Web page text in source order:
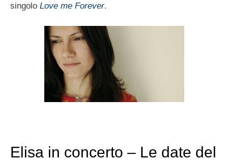
singolo Love me Forever.
Elisa in concerto – Le date del